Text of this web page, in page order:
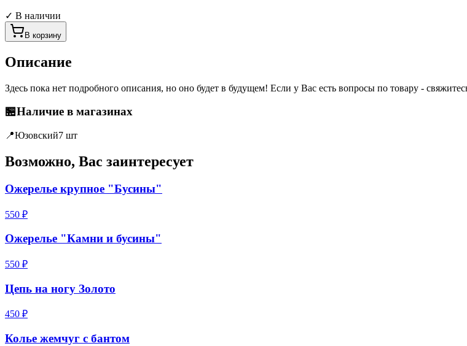
✓ В наличии
В корзину
Описание
Здесь пока нет подробного описания, но оно будет в будущем! Если у Вас есть вопросы по товару -
🏪Наличие в магазинах
📍Юзовский7 шт
Возможно, Вас заинтересует
Ожерелье крупное "Бусины"
550 ₽
Ожерелье "Камни и бусины"
550 ₽
Цепь на ногу Золото
450 ₽
Колье жемчуг с бантом